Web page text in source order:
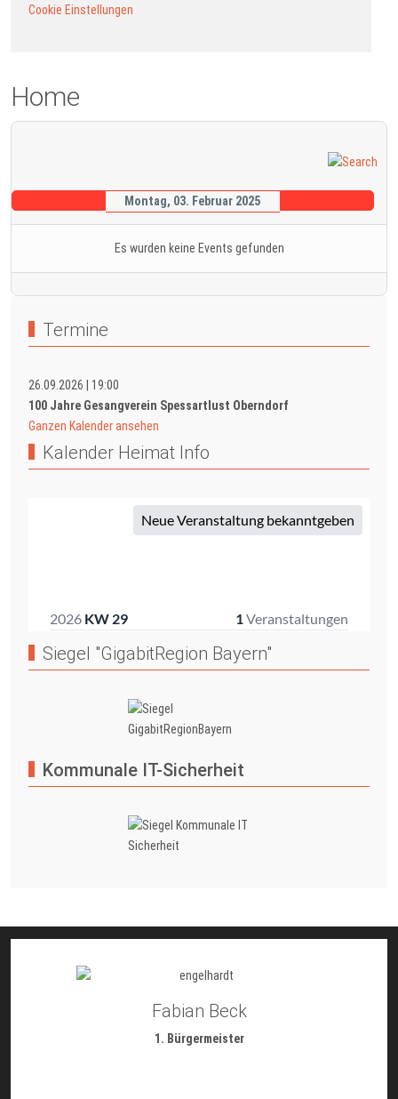
Cookie Einstellungen
Home
Montag, 03. Februar 2025
Es wurden keine Events gefunden
Termine
26.09.2026
19:00
100 Jahre Gesangverein Spessartlust Oberndorf
Ganzen Kalender ansehen
Kalender Heimat Info
Siegel "GigabitRegion Bayern"
Kommunale IT-Sicherheit
Fabian Beck
1. Bürgermeister